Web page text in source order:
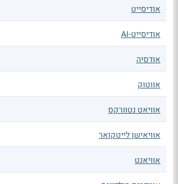
אודיסייט
אודיסייט-AI
אודסיה
אווטוק
אוויאט נטוורקס
אוויאישן לייטקואר
אוויאנט